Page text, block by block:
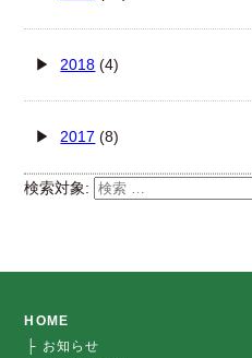
2018 (4)
2017 (8)
検索対象:
HOME
├ お知らせ